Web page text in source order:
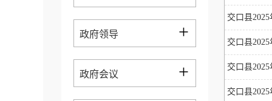
政府领导 +
政府会议 +
交口县
交口县
交口县
交口县